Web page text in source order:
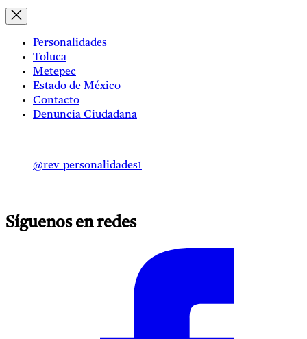
Personalidades
Toluca
Metepec
Estado de México
Contacto
Denuncia Ciudadana
@rev_personalidades1
Síguenos en redes